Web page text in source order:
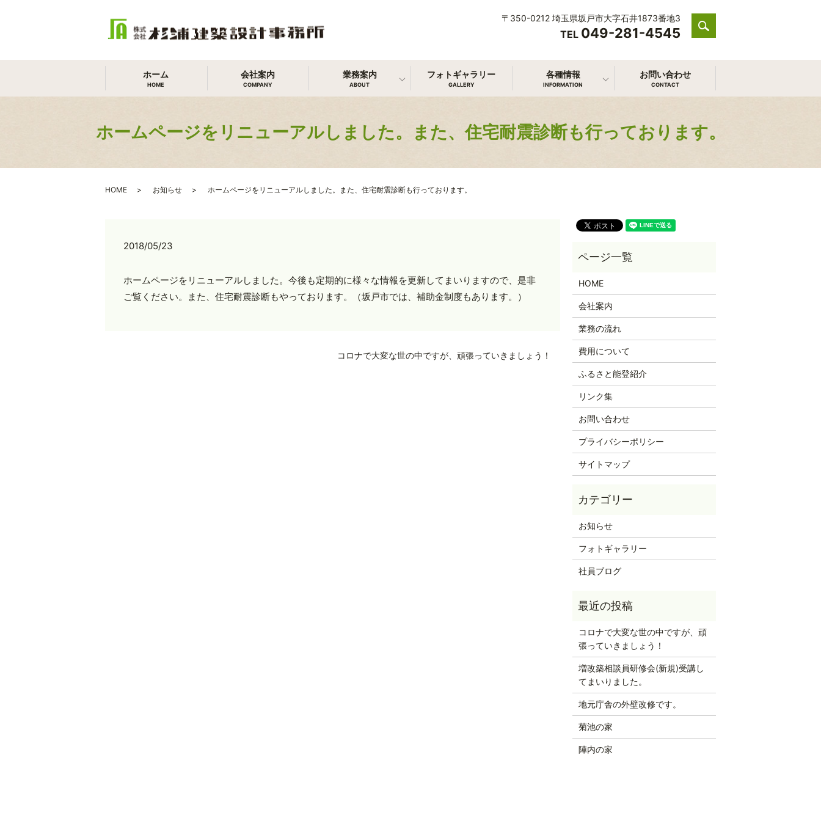
〒350-0212 埼玉県坂戸市大字石井1873番地3
TEL 049-281-4545
ホーム
HOME
会社案内
COMPANY
業務案内
ABOUT
フォトギャラリー
GALLERY
各種情報
INFORMATION
お問い合わせ
CONTACT
search
ホームページをリニューアルしました。また、住宅耐震診断も行っております。
HOME お知らせ ホームページをリニューアルしました。また、住宅耐震診断も行っております。
2018/05/23
ホームページをリニューアルしました。今後も定期的に様々な情報を更新してまいりますので、是非
ご覧ください。また、住宅耐震診断もやっております。（坂戸市では、補助金制度もあります。）
コロナで大変な世の中ですが、頑張っていきましょう！
HOME
会社案内
業務の流れ
費用について
ふるさと能登紹介
リンク集
お問い合わせ
プライバシーポリシー
サイトマップ
お知らせ
フォトギャラリー
社員ブログ
コロナで大変な世の中ですが、頑
張っていきましょう！
増改築相談員研修会(新規)受講し
てまいりました。
地元庁舎の外壁改修です。
菊池の家
陣内の家